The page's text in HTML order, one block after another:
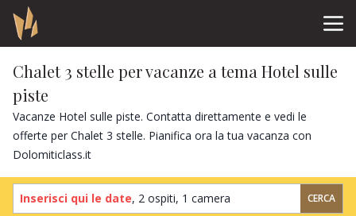
Chalet 3 stelle per vacanze a tema Hotel sulle
piste
Vacanze Hotel sulle piste. Contatta direttamente e vedi le
offerte per Chalet 3 stelle. Pianifica ora la tua vacanza con
Dolomiticlass.it
Inserisci qui le date, 2 ospiti, 1 camera CERCA